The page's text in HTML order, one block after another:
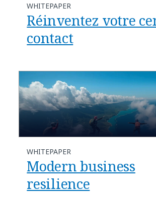
WHITEPAPER
Réinventez votre
contact
WHITEPAPER
Modern business
resilience